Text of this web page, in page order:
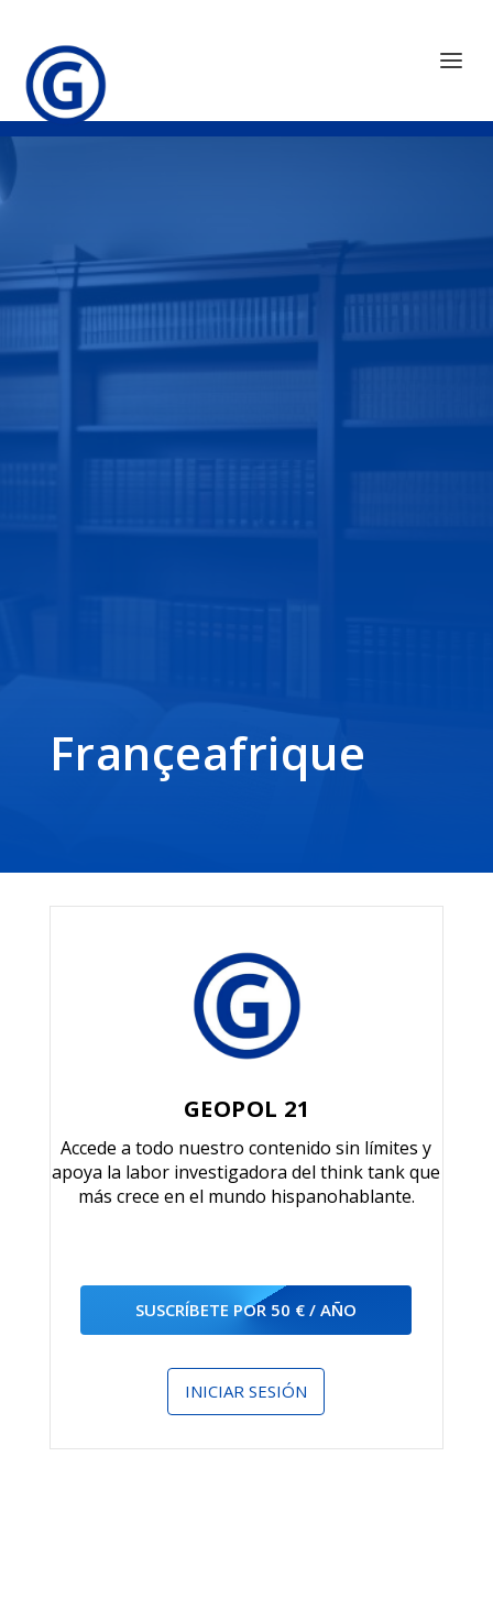
Françeafrique
GEOPOL 21
Accede a todo nuestro contenido sin límites y
apoya la labor investigadora del think tank que
más crece en el mundo hispanohablante.
SUSCRÍBETE POR 50 € / AÑO
INICIAR SESIÓN